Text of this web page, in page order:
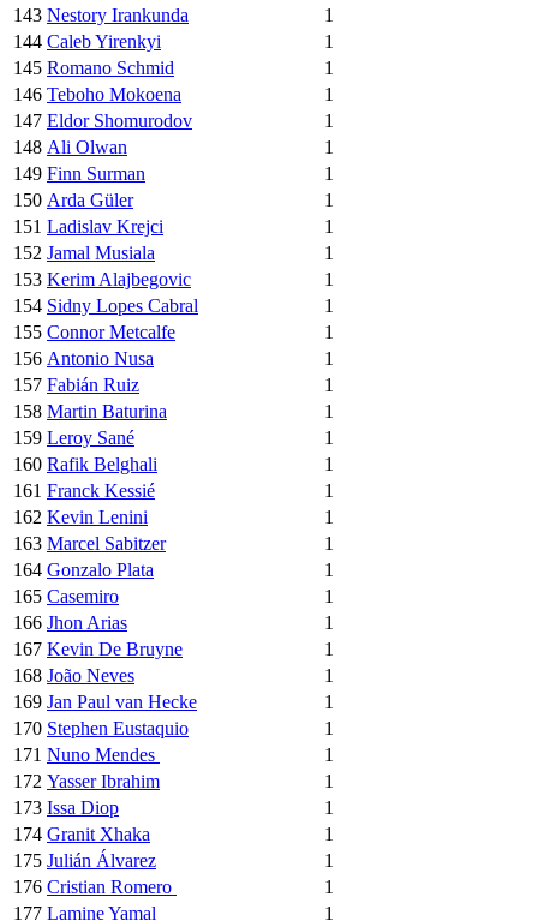
143 Nestory Irankunda
1
144 Caleb Yirenkyi
1
145 Romano Schmid
1
146 Teboho Mokoena
1
147 Eldor Shomurodov
1
148 Ali Olwan
1
149 Finn Surman
1
150 Arda Güler
1
151 Ladislav Krejci
1
152 Jamal Musiala
1
153 Kerim Alajbegovic
1
154 Sidny Lopes Cabral
1
155 Connor Metcalfe
1
156 Antonio Nusa
1
157 Fabián Ruiz
1
158 Martin Baturina
1
159 Leroy Sané
1
160 Rafik Belghali
1
161 Franck Kessié
1
162 Kevin Lenini
1
163 Marcel Sabitzer
1
164 Gonzalo Plata
1
165 Casemiro
1
166 Jhon Arias
1
167 Kevin De Bruyne
1
168 João Neves
1
169 Jan Paul van Hecke
1
170 Stephen Eustaquio
1
171 Nuno Mendes
1
172 Yasser Ibrahim
1
173 Issa Diop
1
174 Granit Xhaka
1
175 Julián Álvarez
1
176 Cristian Romero
1
177 Lamine Yamal 1